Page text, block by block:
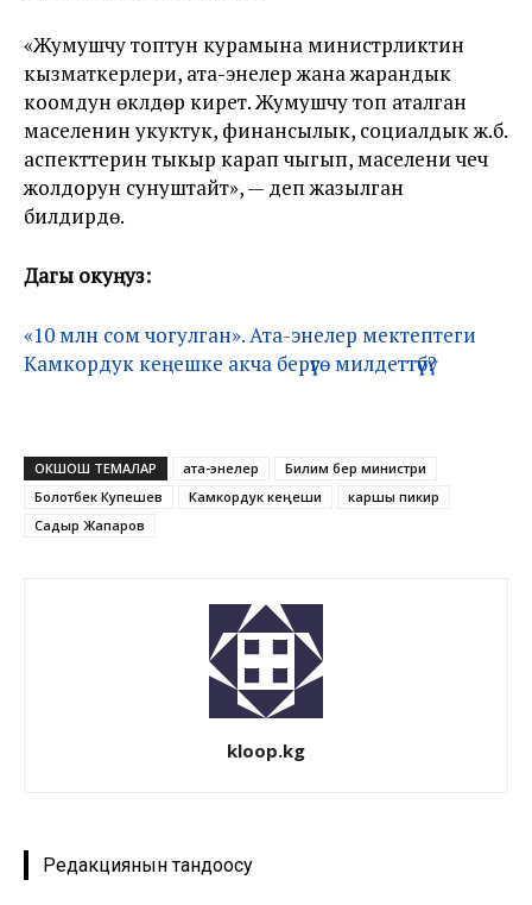
«Жумушчу топтун курамына министрликтин
кызматкерлери, ата-энелер жана жарандык
коомдун өкүлдөрү кирет. Жумушчу топ аталган
маселенин укуктук, финансылык, социалдык ж.б.
аспекттерин тыкыр карап чыгып, маселени чечүү
жолдорун сунуштайт», — деп жазылган
билдирүүдө.
Дагы окуңуз:
«10 млн сом чогулган». Ата-энелер мектептеги
Камкордук кеңешке акча берүүгө милдеттүүбү?
ОКШОШ ТЕМАЛАР ата-энелер
Билим берүү министри
Болотбек Купешев
Камкордук кеңеши
каршы пикир
Садыр Жапаров
kloop.kg
Редакциянын тандоосу